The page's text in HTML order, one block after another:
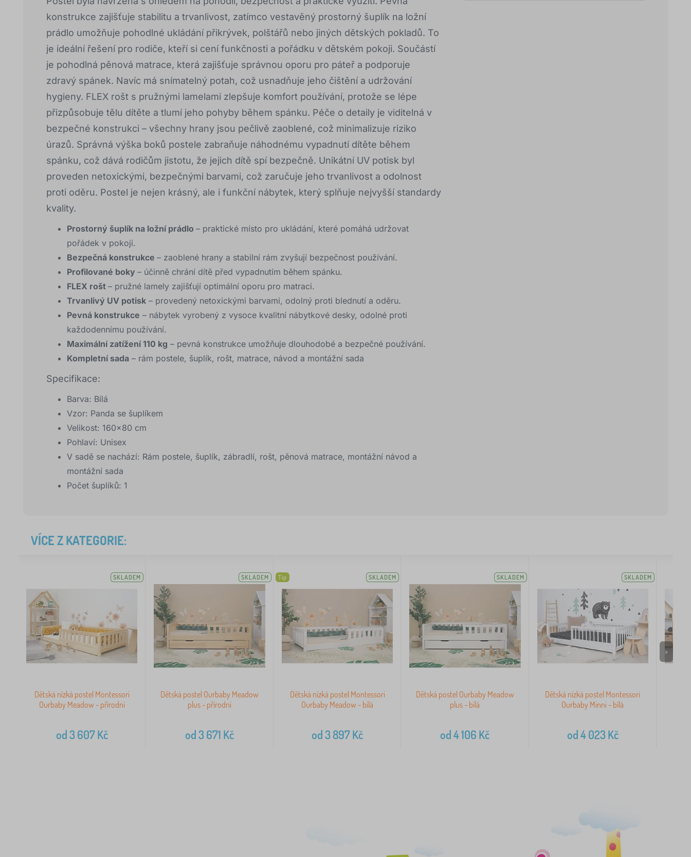
konstrukce zajišťuje stabilitu a trvanlivost, zatímco vestavěný prostorný šuplík na ložní
prádlo umožňuje pohodlné ukládání přikrývek, polštářů nebo jiných dětských pokladů. To
je ideální řešení pro rodiče, kteří si cení funkčnosti a pořádku v dětském pokoji. Součástí
je pohodlná pěnová matrace, která zajišťuje správnou oporu pro páteř a podporuje
zdravý spánek. Navíc má snímatelný potah, což usnadňuje jeho čištění a udržování
hygieny. FLEX rošt s pružnými lamelami zlepšuje komfort používání, protože se lépe
přizpůsobuje tělu dítěte a tlumí jeho pohyby během spánku. Péče o detaily je viditelná v
bezpečné konstrukci – všechny hrany jsou pečlivě zaoblené, což minimalizuje riziko
úrazů. Správná výška boků postele zabraňuje náhodnému vypadnutí dítěte během
spánku, což dává rodičům jistotu, že jejich dítě spí bezpečně. Unikátní UV potisk byl
proveden netoxickými, bezpečnými barvami, což zaručuje jeho trvanlivost a odolnost
proti oděru. Postel je nejen krásný, ale i funkční nábytek, který splňuje nejvyšší standardy
kvality.
Prostorný šuplík na ložní prádlo – praktické místo pro ukládání, které pomáhá udržovat
pořádek v pokoji.
Bezpečná konstrukce – zaoblené hrany a stabilní rám zvyšují bezpečnost používání.
Profilované boky – účinně chrání dítě před vypadnutím během spánku.
FLEX rošt – pružné lamely zajišťují optimální oporu pro matraci.
Trvanlivý UV potisk – provedený netoxickými barvami, odolný proti blednutí a oděru.
Pevná konstrukce – nábytek vyrobený z vysoce kvalitní nábytkové desky, odolné proti
každodennímu používání.
Maximální zatížení 110 kg – pevná konstrukce umožňuje dlouhodobé a bezpečné používání.
Kompletní sada – rám postele, šuplík, rošt, matrace, návod a montážní sada
Specifikace:
Barva: Bílá
Vzor: Panda se šuplíkem
Velikost: 160x80 cm
Pohlaví: Unisex
V sadě se nachází: Rám postele, šuplík, zábradlí, rošt, pěnová matrace, montážní návod a
montážní sada
Počet šuplíků: 1
VÍCE Z KATEGORIE:
SKLADEM
Dětská nízká postel Montessori
Ourbaby Meadow - přírodní
od3 607Kč
SKLADEM
Dětská postel Ourbaby Meadow
plus - přírodní
od3 671 Kč
Tip SKLADEM
Dětská nízká postel Montessori
Ourbaby Meadow - bílá
od3 897Kč
SKLADEM
Dětská postel Ourbaby Meadow
plus - bílá
od4 106 Kč
SKLADEM
Dětská nízká postel Montessori
Ourbaby Minni - bílá
od4 023Kč
>